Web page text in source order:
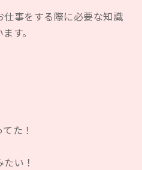
事をする際に必要な知識
す。
た！
い！